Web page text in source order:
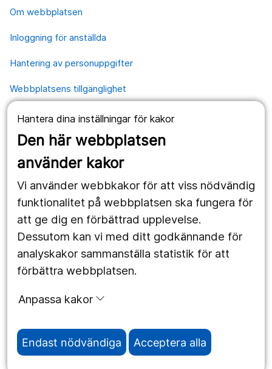
Hantera dina inställningar för kakor
Den här webbplatsen
använder kakor
Vi använder webbkakor för att viss nödvändig
funktionalitet på webbplatsen ska fungera för
att ge dig en förbättrad upplevelse.
Dessutom kan vi med ditt godkännande för
analyskakor sammanställa statistik för att
förbättra webbplatsen.
Anpassa kakor
Endast nödvändiga Acceptera alla
Om webbplatsen
Inloggning för anställda
Hantering av personuppgifter
Webbplatsens tillgänglighet
Våra webbplatser
1177.se
Region Örebro län
Följ oss
Facebook